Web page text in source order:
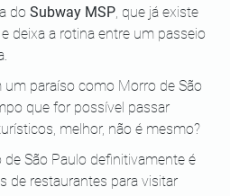
do Subway MSP, que já existe
deixa a rotina entre um passeio
paraíso como Morro de São
que for possível passar
melhor, não é mesmo?
São Paulo definitivamente é
de restaurantes para visitar